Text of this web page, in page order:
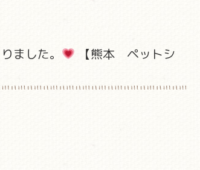
ました。
【熊本 ペットシ